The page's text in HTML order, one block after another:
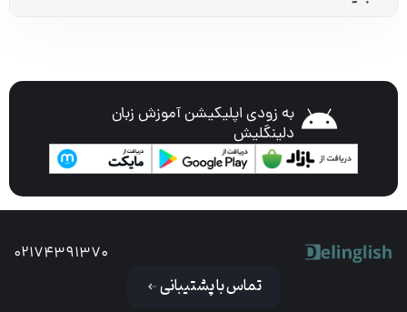
به زودی اپلیکیشن آموزش زبان
دلینگلیش
02174391370
تماس با پشتیبانی